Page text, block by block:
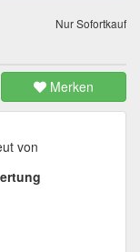
Nur Sofortkauf
Merken
von